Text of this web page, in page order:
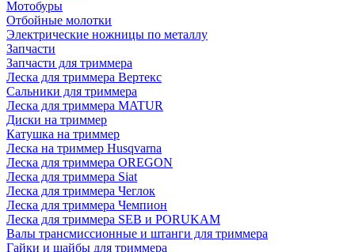
Мотобуры
Отбойные молотки
Электрические ножницы по металлу
Запчасти
Запчасти для триммера
Леска для триммера Вертекс
Сальники для триммера
Леска для триммера MATUR
Диски на триммер
Катушка на триммер
Леска на триммер Husqvarna
Леска для триммера OREGON
Леска для триммера Siat
Леска для триммера Чеглок
Леска для триммера Чемпион
Леска для триммера SEB и PORUKAM
Валы трансмиссионные и штанги для триммера
Гайки и шайбы для триммера